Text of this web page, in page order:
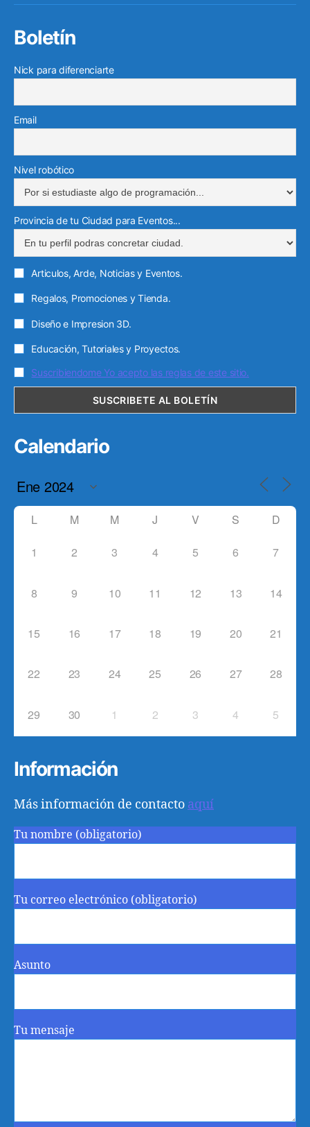
Boletín
Nick para diferenciarte
Email
Nivel robótico
Provincia de tu Ciudad para Eventos...
Articulos, Arde, Noticias y Eventos.
Regalos, Promociones y Tienda.
Diseño e Impresion 3D.
Educación, Tutoriales y Proyectos.
Suscribiendome Yo acepto las reglas de este sitio.
Calendario
L M M J V S D
1 2 3 4 5 6 7
8 9 10 11 12 13 14
15 16 17 18 19 20 21
22 23 24 25 26 27 28
29 30 1 2 3 4 5
Información
Más información de contacto aquí
Tu nombre (obligatorio)
Tu correo electrónico (obligatorio)
Asunto
Tu mensaje